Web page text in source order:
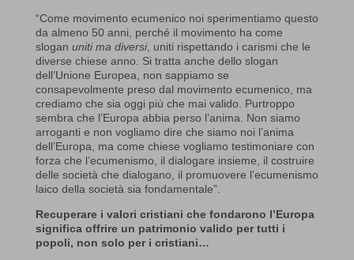
“Come movimento ecumenico noi sperimentiamo questo
da almeno 50 anni, perché il movimento ha come
slogan uniti ma diversi, uniti rispettando i carismi che le
diverse chiese anno. Si tratta anche dello slogan
dell’Unione Europea, non sappiamo se
consapevolmente preso dal movimento ecumenico, ma
crediamo che sia oggi più che mai valido. Purtroppo
sembra che l’Europa abbia perso l’anima. Non siamo
arroganti e non vogliamo dire che siamo noi l’anima
dell’Europa, ma come chiese vogliamo testimoniare con
forza che l’ecumenismo, il dialogare insieme, il costruire
delle società che dialogano, il promuovere l’ecumenismo
laico della società sia fondamentale”.
Recuperare i valori cristiani che fondarono l’Europa
significa offrire un patrimonio valido per tutti i
popoli, non solo per i cristiani…